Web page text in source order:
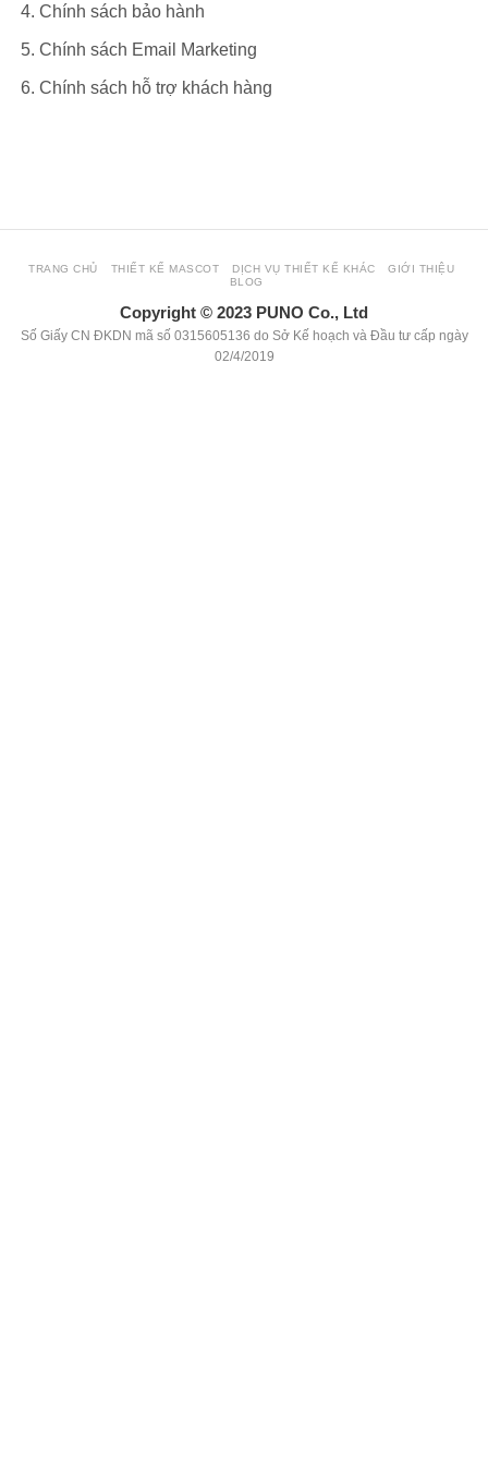
Chính sách bảo hành
Chính sách Email Marketing
Chính sách hỗ trợ khách hàng
TRANG CHỦ THIẾT KẾ MASCOT DỊCH VỤ THIẾT KẾ KHÁC
GIỚI THIỆU
BLOG
Copyright © 2023 PUNO Co., Ltd
Số Giấy CN ĐKDN mã số 0315605136 do Sở Kế hoạch và Đầu tư cấp ngày
02/4/2019